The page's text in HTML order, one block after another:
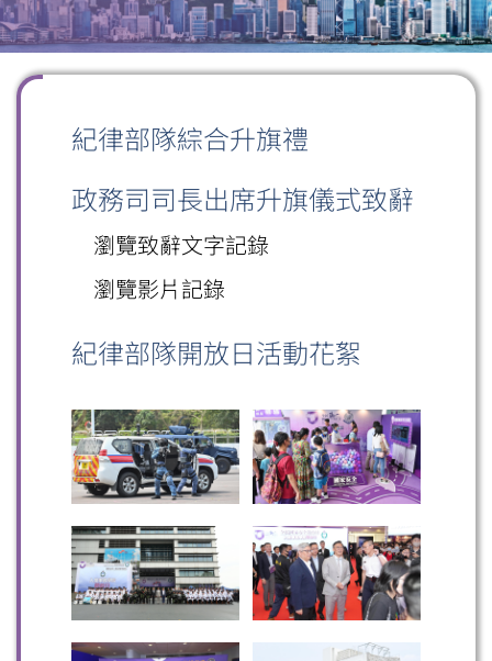
紀律部隊綜合升旗禮
政務司司長出席升旗儀式致辭
瀏覽致辭文字記錄
瀏覽影片記錄
紀律部隊開放日活動花絮